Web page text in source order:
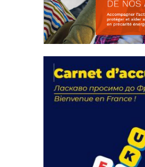
actions
18 septembre 2023
FEUILLETER